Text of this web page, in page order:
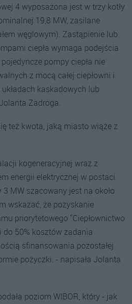
4 wyposażona jest w trzy kotły
19,8 MW, zasilane
węglowym). Zastąpienie lub
ciepła wymaga podejścia
pompy ciepła nie
z mocą całej ciepłowni i
kaskadowych lub
Zadroga.
też kwota, jaką miasto wiąże z
kogeneracyjnej wraz z
energii elektrycznej w postaci
MW szacowany jest na około
wskazać, że pozyskanie
priorytetowego "Ciepłownictwo
50% kosztów zadania
sfinansowania pozostałej
pożyczki. - napisała Jolanta
poziom WIBOR, który - jak